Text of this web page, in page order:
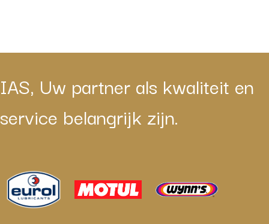
IAS, Uw partner als kwaliteit en
service belangrijk zijn.